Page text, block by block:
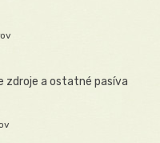
zdroje a ostatné pasíva